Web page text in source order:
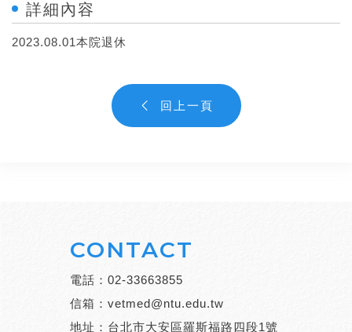
詳細內容
2023.08.01本院退休
回上一頁
CONTACT
電話： 02-33663855
信箱： vetmed@ntu.edu.tw
地址：台北市大安區羅斯福路四段1號